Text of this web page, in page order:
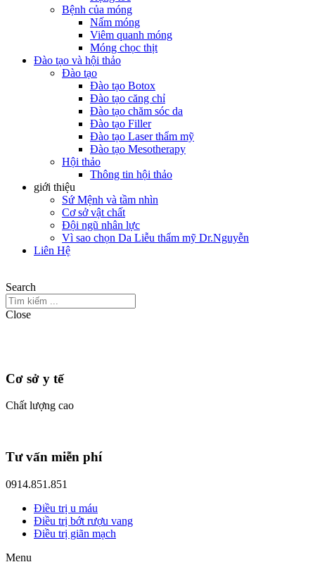
Bệnh của móng
Nấm móng
Viêm quanh móng
Móng chọc thịt
Đào tạo và hội thảo
Đào tạo
Đào tạo Botox
Đào tạo căng chỉ
Đào tạo chăm sóc da
Đào tạo Filler
Đào tạo Laser thẩm mỹ
Đào tạo Mesotherapy
Hội thảo
Thông tin hội thảo
giới thiệu
Sứ Mệnh và tầm nhìn
Cơ sở vật chất
Đội ngũ nhân lực
Vì sao chọn Da Liễu thẩm mỹ Dr.Nguyễn
Liên Hệ
Search
Close
Cơ sở y tế
Chất lượng cao
Tư vấn miễn phí
0914.851.851
Điều trị u máu
Điều trị bớt rượu vang
Điều trị giãn mạch
Menu